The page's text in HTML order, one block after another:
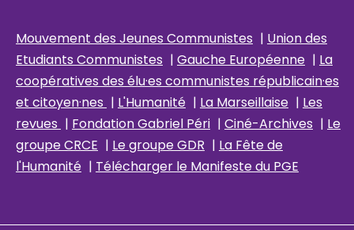
Mouvement des Jeunes Communistes | Union des
Etudiants Communistes | Gauche Européenne | La
coopératives des élu·es communistes républicain·es
et citoyen·nes | L'Humanité | La Marseillaise | Les
revues | Fondation Gabriel Péri | Ciné-Archives | Le
groupe CRCE | Le groupe GDR | La Fête de
l'Humanité | Télécharger le Manifeste du PGE